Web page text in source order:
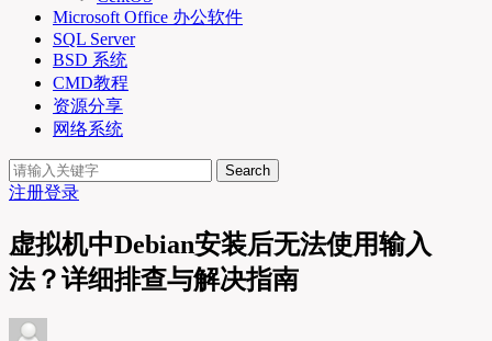
Microsoft Office 办公软件
SQL Server
BSD 系统
CMD教程
资源分享
网络系统
Search
注册登录
虚拟机中Debian安装后无法使用输入
法？详细排查与解决指南